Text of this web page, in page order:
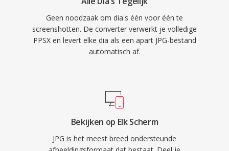
Geen noodzaak om dia's één voor één te
screenshotten. De converter verwerkt je volledige
PPSX en levert elke dia als een apart JPG-bestand
automatisch af.
Bekijken op Elk Scherm
JPG is het meest breed ondersteunde